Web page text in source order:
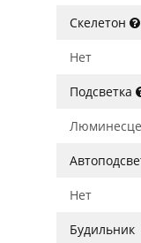
Скелетон
Нет
Подсветка
Нет
Будильник